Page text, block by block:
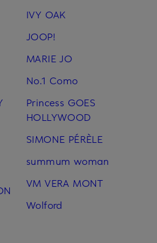
IVY OAK
JOOP!
MARIE JO
No.1 Como
Princess GOES
HOLLYWOOD
SIMONE PÉRÈLE
summum woman
VM VERA MONT
Wolford